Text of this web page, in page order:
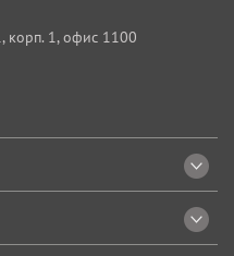
корп. 1, офис 1100